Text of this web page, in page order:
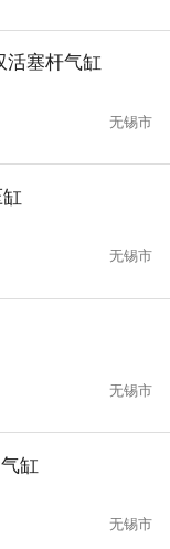
活塞杆气缸
无锡市
无锡市
无锡市
缸
无锡市